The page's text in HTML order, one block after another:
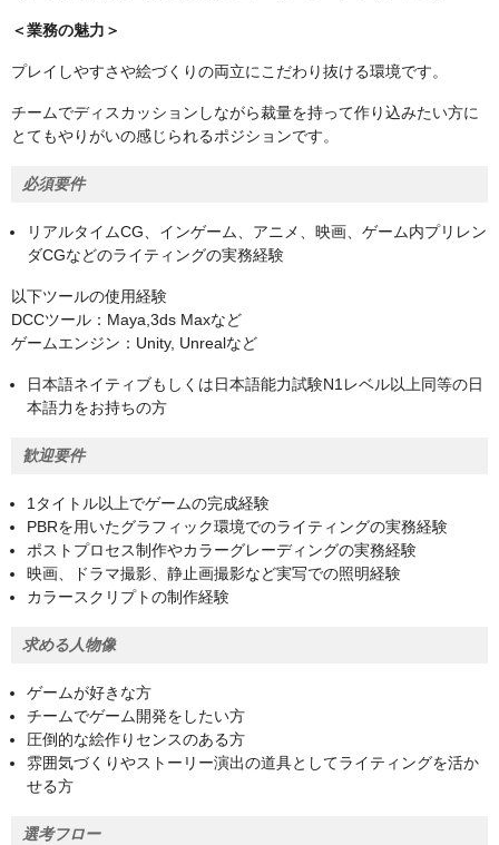
＜業務の魅力＞
プレイしやすさや絵づくりの両立にこだわり抜ける環境です。
チームでディスカッションしながら裁量を持って作り込みたい方に
とてもやりがいの感じられるポジションです。
必須要件
リアルタイムCG、インゲーム、アニメ、映画、ゲーム内プリレン
ダCGなどのライティングの実務経験
以下ツールの使用経験
DCCツール：Maya,3ds Maxなど
ゲームエンジン：Unity, Unrealなど
日本語ネイティブもしくは日本語能力試験N1レベル以上同等の日
本語力をお持ちの方
歓迎要件
1タイトル以上でゲームの完成経験
PBRを用いたグラフィック環境でのライティングの実務経験
ポストプロセス制作やカラーグレーディングの実務経験
映画、ドラマ撮影、静止画撮影など実写での照明経験
カラースクリプトの制作経験
求める人物像
ゲームが好きな方
チームでゲーム開発をしたい方
圧倒的な絵作りセンスのある方
雰囲気づくりやストーリー演出の道具としてライティングを活か
せる方
選考フロー